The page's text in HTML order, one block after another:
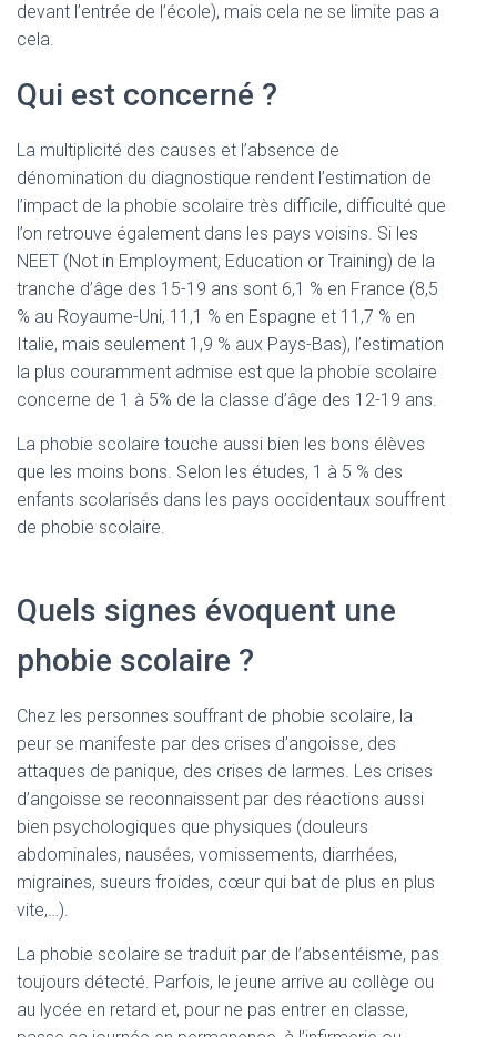
devant l’entrée de l’école), mais cela ne se limite pas a
cela.
Qui est concerné ?
La multiplicité des causes et l’absence de
dénomination du diagnostique rendent l’estimation de
l’impact de la phobie scolaire très difficile, difficulté que
l’on retrouve également dans les pays voisins. Si les
NEET (Not in Employment, Education or Training) de la
tranche d’âge des 15-19 ans sont 6,1 % en France (8,5
% au Royaume-Uni, 11,1 % en Espagne et 11,7 % en
Italie, mais seulement 1,9 % aux Pays-Bas), l’estimation
la plus couramment admise est que la phobie scolaire
concerne de 1 à 5% de la classe d’âge des 12-19 ans.
La phobie scolaire touche aussi bien les bons élèves
que les moins bons. Selon les études, 1 à 5 % des
enfants scolarisés dans les pays occidentaux souffrent
de phobie scolaire.
Quels signes évoquent une
phobie scolaire ?
Chez les personnes souffrant de phobie scolaire, la
peur se manifeste par des crises d’angoisse, des
attaques de panique, des crises de larmes. Les crises
d’angoisse se reconnaissent par des réactions aussi
bien psychologiques que physiques (douleurs
abdominales, nausées, vomissements, diarrhées,
migraines, sueurs froides, cœur qui bat de plus en plus
vite,…).
La phobie scolaire se traduit par de l’absentéisme, pas
toujours détecté. Parfois, le jeune arrive au collège ou
au lycée en retard et, pour ne pas entrer en classe,